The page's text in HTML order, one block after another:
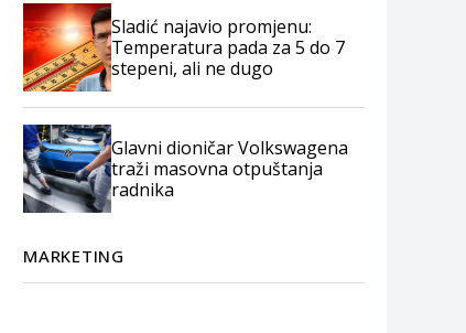
Sladić najavio promjenu:
Temperatura pada za 5 do 7
stepeni, ali ne dugo
Glavni dioničar Volkswagena
traži masovna otpuštanja
radnika
MARKETING